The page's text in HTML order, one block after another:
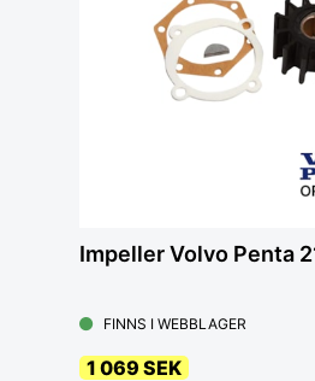
Impeller Volvo Penta
FINNS I WEBBLAGER
1 069 SEK